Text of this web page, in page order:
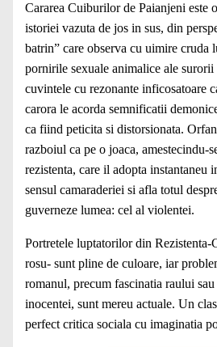
Cararea Cuiburilor de Paianjeni este
istoriei vazuta de jos in sus, din
batrin” care observa cu uimire cruda
pornirile sexuale animalice ale
cuvintele cu rezonante inficosatoare
carora le acorda semnificatii
ca fiind peticita si distorsionata.
razboiul ca pe o joaca, amestecindu-
rezistenta, care il adopta instantaneu
sensul camaraderiei si afla totul
guverneze lumea: cel al violentei.
Portretele luptatorilor din
rosu- sunt pline de culoare, iar
romanul, precum fascinatia raului sau
inocentei, sunt mereu actuale. Un
perfect critica sociala cu imaginatia